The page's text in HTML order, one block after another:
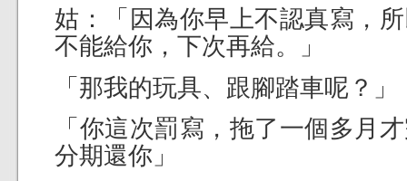
姑：「因為你早上不認真寫，
不能給你，下次再給。」
「那我的玩具、跟腳踏車呢？」
「你這次罰寫，拖了一個多月
分期還你」